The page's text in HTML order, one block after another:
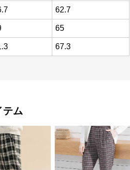
62.7
65
67.3
テム